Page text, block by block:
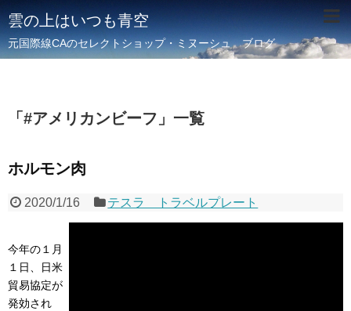
雲の上はいつも青空
元国際線CAのセレクトショップ・ミヌーシュ ブログ
「 #アメリカンビーフ 」 一覧
ホルモン肉
2020/1/16 テスラ トラベルプレート
今年の１月
１日、日米
貿易協定が
発効され